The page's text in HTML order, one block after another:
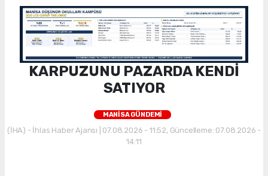
KARPUZUNU PAZARDA KENDİ
SATIYOR
MANİSA GÜNDEMİ
(İHA) - İhlas Haber Ajansı | 07.08.2026 - 11:52, Güncelleme: 07.08.2026 -
14:11